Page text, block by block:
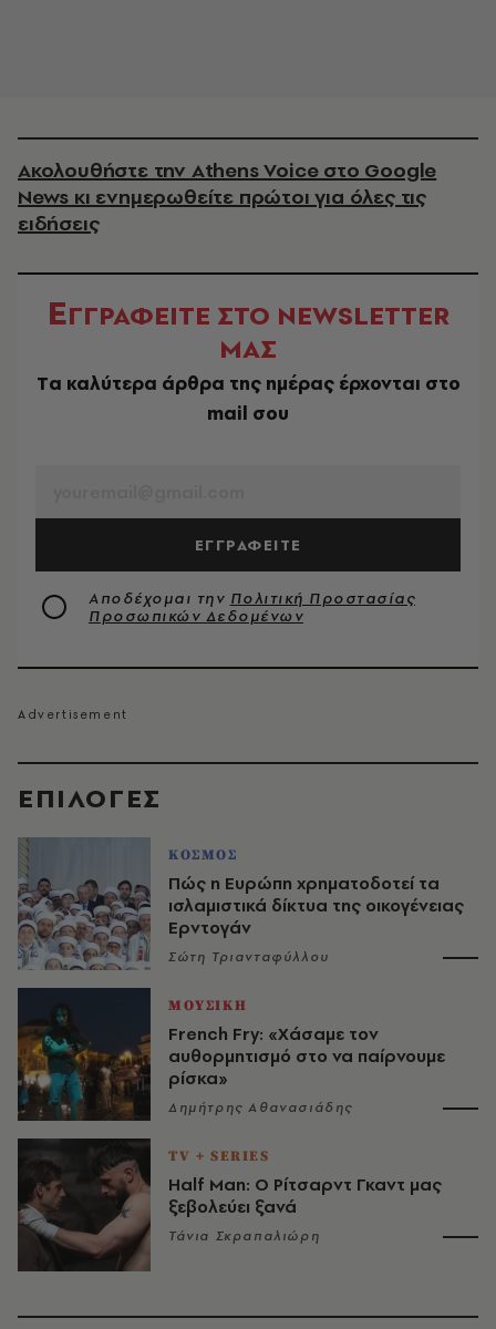
EΠΙΛΟΓΈΣ
ΚΟΣΜΟΣ
Πώς η Ευρώπη χρηματοδοτεί τα
ισλαμιστικά δίκτυα της οικογένειας
Ερντογάν
Σώτη Τριανταφύλλου
ΜΟΥΣΙΚΗ
French Fry: «Χάσαμε τον
αυθορμητισμό στο να παίρνουμε
ρίσκα»
Δημήτρης Αθανασιάδης
TV + SERIES
Half Man: Ο Ρίτσαρντ Γκαντ μας
ξεβολεύει ξανά
Τάνια Σκραπαλιώρη
Ακολουθήστε την Athens Voice στο Google
News κι ενημερωθείτε πρώτοι για όλες τις
ειδήσεις
ΕΓΓΡΑΦΕΙΤΕ ΣΤΟ NEWSLETTER
ΜΑΣ
Tα καλύτερα άρθρα της ημέρας έρχονται στο
mail σου
ΕΓΓΡΑΦΕΙΤΕ
Αποδέχομαι την Πολιτική Προστασίας
Προσωπικών Δεδομένων